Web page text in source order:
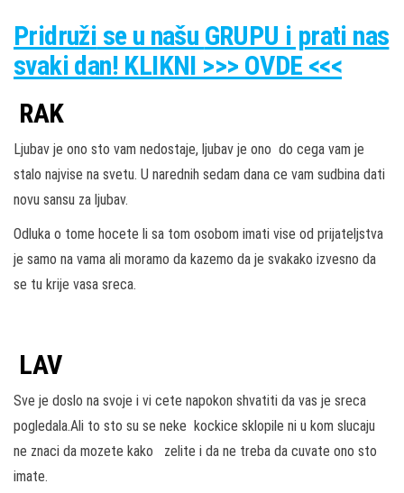
Pridruži se u našu GRUPU i prati nas
svaki dan! KLIKNI >>> OVDE <<<
RAK
Ljubav je ono sto vam nedostaje, ljubav je ono do cega vam je
stalo najvise na svetu. U narednih sedam dana ce vam sudbina dati
novu sansu za ljubav.
Odluka o tome hocete li sa tom osobom imati vise od prijateljstva
je samo na vama ali moramo da kazemo da je svakako izvesno da
se tu krije vasa sreca.
LAV
Sve je doslo na svoje i vi cete napokon shvatiti da vas je sreca
pogledala.Ali to sto su se neke kockice sklopile ni u kom slucaju
ne znaci da mozete kako zelite i da ne treba da cuvate ono sto
imate.